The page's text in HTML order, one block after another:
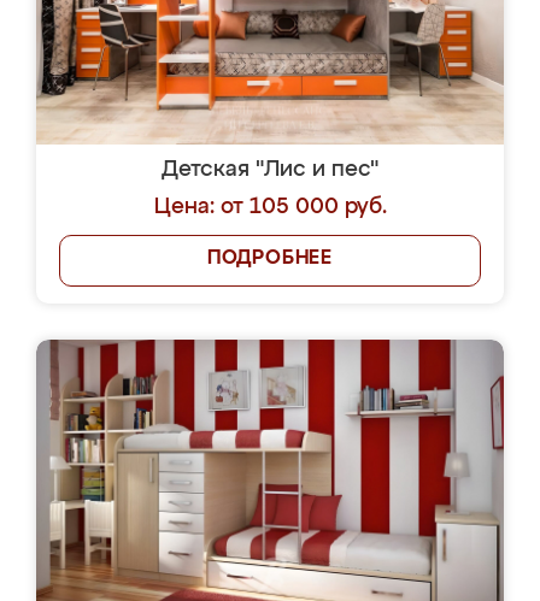
Детская "Лис и пес"
Цена: от 105 000 руб.
ПОДРОБНЕЕ